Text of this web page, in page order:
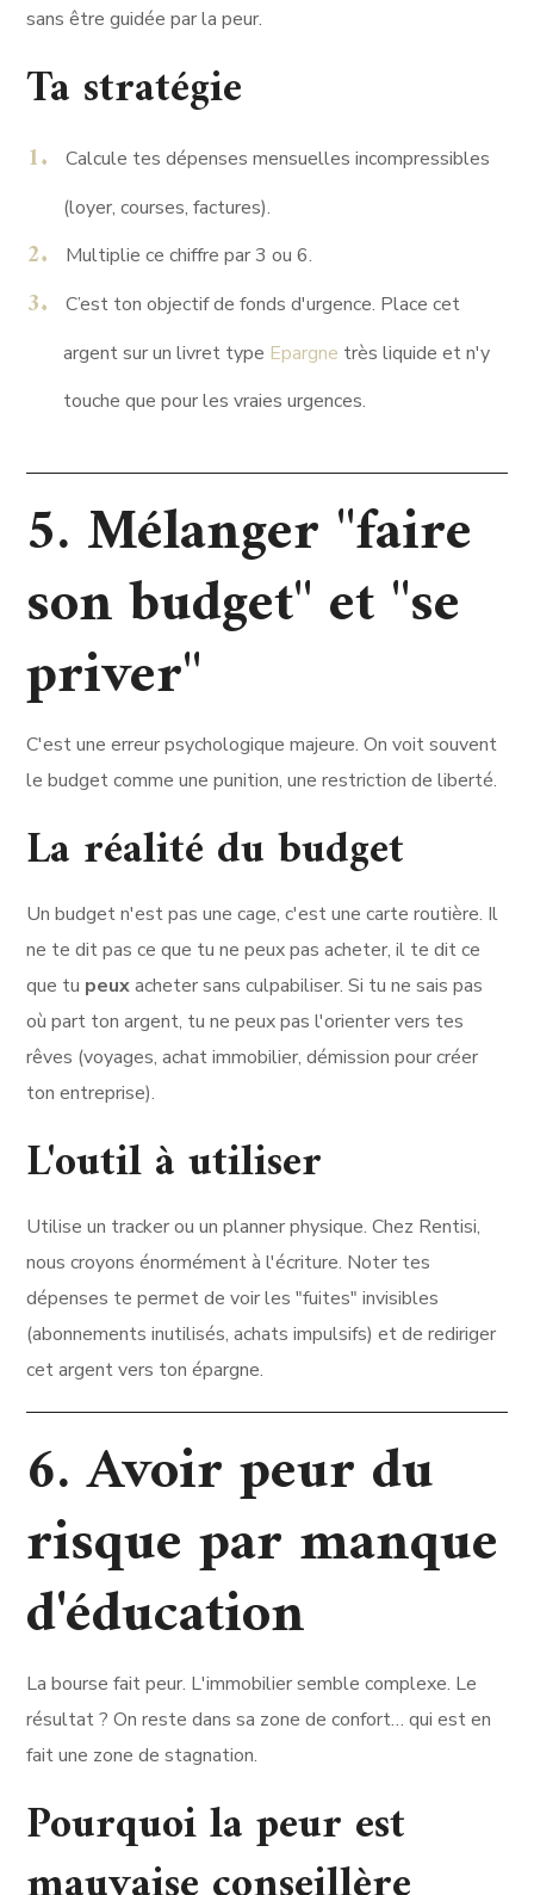
sans être guidée par la peur.
Ta stratégie
Calcule tes dépenses mensuelles incompressibles
(loyer, courses, factures).
Multiplie ce chiffre par 3 ou 6.
C’est ton objectif de fonds d'urgence. Place cet
argent sur un livret type Epargne très liquide et n'y
touche que pour les vraies urgences.
5. Mélanger "faire
son budget" et "se
priver"
C'est une erreur psychologique majeure. On voit souvent
le budget comme une punition, une restriction de liberté.
La réalité du budget
Un budget n'est pas une cage, c'est une carte routière. Il
ne te dit pas ce que tu ne peux pas acheter, il te dit ce
que tu peuxacheter sans culpabiliser. Si tu ne sais pas
où part ton argent, tu ne peux pas l'orienter vers tes
rêves (voyages, achat immobilier, démission pour créer
ton entreprise).
L'outil à utiliser
Utilise un tracker ou un planner physique. Chez Rentisi,
nous croyons énormément à l'écriture. Noter tes
dépenses te permet de voir les "fuites" invisibles
(abonnements inutilisés, achats impulsifs) et de rediriger
cet argent vers ton épargne.
6. Avoir peur du
risque par manque
d'éducation
La bourse fait peur. L'immobilier semble complexe. Le
résultat ? On reste dans sa zone de confort… qui est en
fait une zone de stagnation.
Pourquoi la peur est